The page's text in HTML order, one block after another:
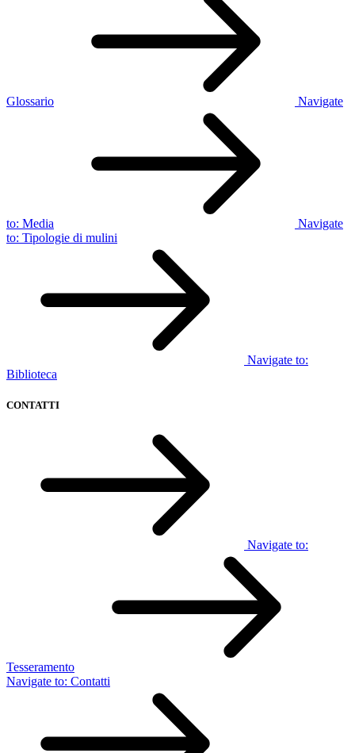
Glossario Navigate
to: Media
Navigate
to: Tipologie di mulini
Navigate to:
Biblioteca
CONTATTI
Navigate to:
Tesseramento
Navigate to: Contatti